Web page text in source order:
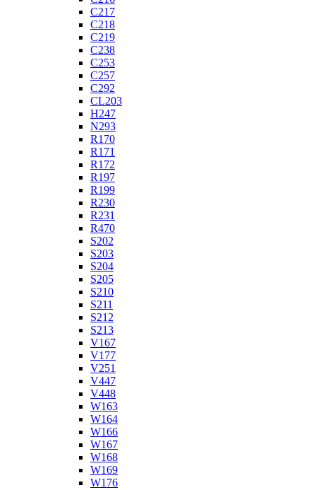
C217
C218
C219
C238
C253
C257
C292
CL203
H247
N293
R170
R171
R172
R197
R199
R230
R231
R470
S202
S203
S204
S205
S210
S211
S212
S213
V167
V177
V251
V447
V448
W163
W164
W166
W167
W168
W169
W176